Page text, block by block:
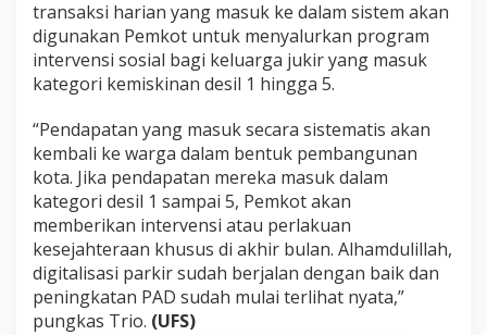
transaksi harian yang masuk ke dalam sistem akan
digunakan Pemkot untuk menyalurkan program
intervensi sosial bagi keluarga jukir yang masuk
kategori kemiskinan desil 1 hingga 5.
“Pendapatan yang masuk secara sistematis akan
kembali ke warga dalam bentuk pembangunan
kota. Jika pendapatan mereka masuk dalam
kategori desil 1 sampai 5, Pemkot akan
memberikan intervensi atau perlakuan
kesejahteraan khusus di akhir bulan. Alhamdulillah,
digitalisasi parkir sudah berjalan dengan baik dan
peningkatan PAD sudah mulai terlihat nyata,”
pungkas Trio. (UFS)